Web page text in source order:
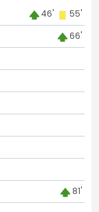
46' 55'
66'
81'